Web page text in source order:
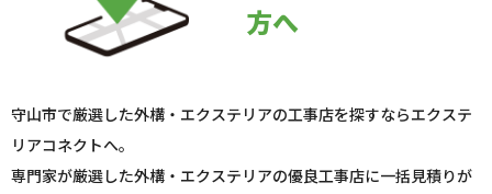
方へ
守山市で厳選した外構・エクステリアの工事店を探すならエクステ
リアコネクトへ。
専門家が厳選した外構・エクステリアの優良工事店に一括見積りが